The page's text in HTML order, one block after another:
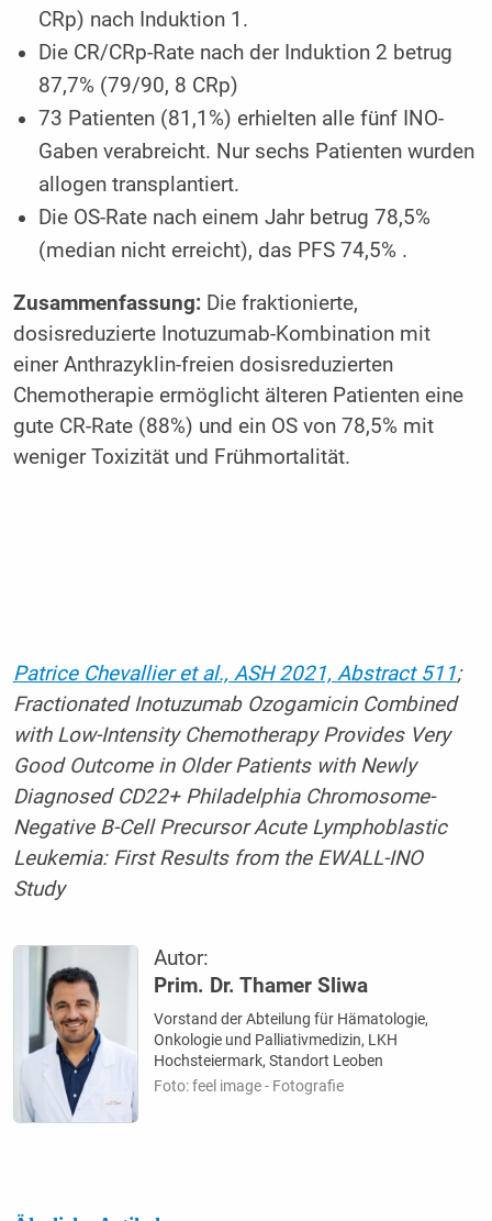
CRp) nach Induktion 1.
Die CR/CRp-Rate nach der Induktion 2 betrug
87,7% (79/90, 8 CRp)
73 Patienten (81,1%) erhielten alle fünf INO-
Gaben verabreicht. Nur sechs Patienten wurden
allogen transplantiert.
Die OS-Rate nach einem Jahr betrug 78,5%
(median nicht erreicht), das PFS 74,5% .
Zusammenfassung: Die fraktionierte,
dosisreduzierte Inotuzumab-Kombination mit
einer Anthrazyklin-freien dosisreduzierten
Chemotherapie ermöglicht älteren Patienten eine
gute CR-Rate (88%) und ein OS von 78,5% mit
weniger Toxizität und Frühmortalität.
Patrice Chevallier et al., ASH 2021, Abstract 511;
Fractionated Inotuzumab Ozogamicin Combined
with Low-Intensity Chemotherapy Provides Very
Good Outcome in Older Patients with Newly
Diagnosed CD22+ Philadelphia Chromosome-
Negative B-Cell Precursor Acute Lymphoblastic
Leukemia: First Results from the EWALL-INO
Study
Autor:
Prim. Dr. Thamer Sliwa
Vorstand der Abteilung für Hämatologie,
Onkologie und Palliativmedizin, LKH
Hochsteiermark, Standort Leoben
Foto: feel image - Fotografie